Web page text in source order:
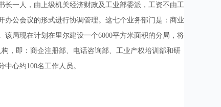
一人，由上级机关经济财政及工业部委派，工资不由工
公会议的形式进行协调管理。这七个业务部门是：商业
局现在计划在里尔建设一个6000平方米面积的分局，将
，即：商企注册部、电话咨询部、工业产权培训部和研
心约100名工作人员。